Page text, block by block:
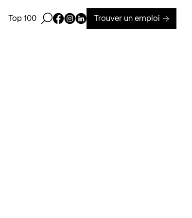
Top 100 Ouvrir la barre de recherche
Page Facebook de Kollectif
Page Instagram de Kollectif
Page Linkedin de Kollectif
Trouver un emploi